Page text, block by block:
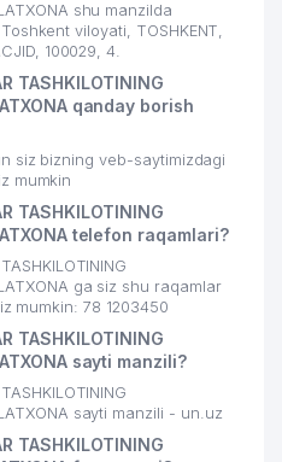
MULK
MARKAZ 231 м
LYUKS
235 м
VA
TAHRIRIYATI
241 м
GROUP
241 м
AJ 243 м
shu manzilda
viloyati, TOSHKENT,
100029, 4.
TASHKILOTINING
qanday borish
siz bizning veb-saytimizdagi
mumkin
TASHKILOTINING
telefon raqamlari?
ga siz shu raqamlar
mumkin: 78 1203450
TASHKILOTINING
sayti manzili?
sayti manzili - un.uz
TASHKILOTINING